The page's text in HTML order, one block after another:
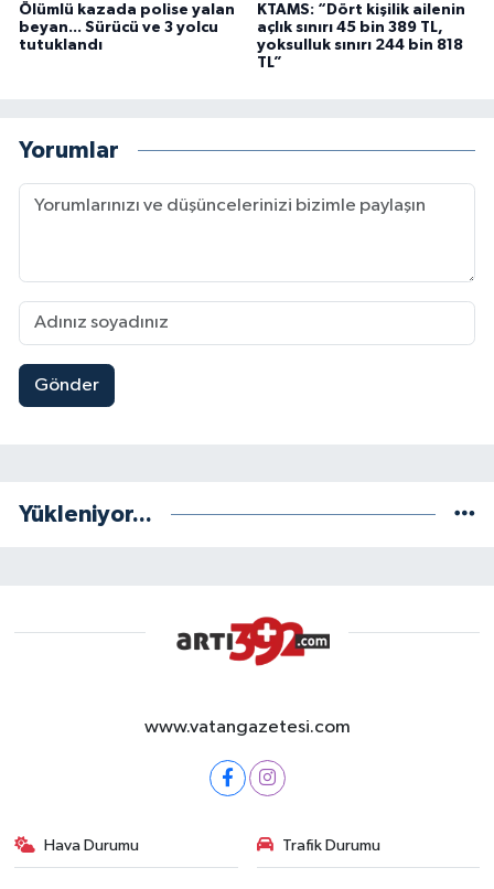
Ölümlü kazada polise yalan
beyan... Sürücü ve 3 yolcu
tutuklandı
KTAMS: “Dört kişilik ailenin
açlık sınırı 45 bin 389 TL,
yoksulluk sınırı 244 bin 818
TL”
Yorumlar
Gönder
Yükleniyor...
www.vatangazetesi.com
Hava Durumu Trafik Durumu